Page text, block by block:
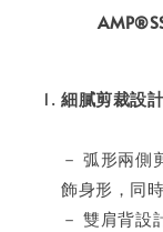
細膩剪裁設
－ 弧形兩側
飾身形，同
－ 雙肩背設